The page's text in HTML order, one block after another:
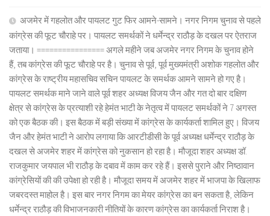
अजमेर में गहलोत और पायलट गुट फिर आमने-सामने। नगर निगम चुनाव से पहले
कांग्रेस की फूट चौराहे पर। पायलट समर्थकों ने धर्मेन्द्र राठौड़ के दखल पर ऐतराज
जताया। ================ अगले महीने जब अजमेर नगर निगम के चुनाव होने
हैं, तब कांग्रेस की फूट चौराहे पर है। चुनाव से पूर्व, पूर्व मुख्यमंत्री अशोक गहलोत और
कांग्रेस के राष्ट्रीय महासचिव सचिन पायलट के समर्थक आमने सामने हो गए है।
पायलट समर्थक माने जाने वाले पूर्व शहर अध्यक्ष विजय जैन और गत दो बार दक्षिण
क्षेत्र से कांग्रेस के प्रत्याशी रहे हेमंत भाटी के नेतृत्व में पायलट समर्थकों ने 7 अगस्त
को एक बैठक की। इस बैठक में बड़ी संख्या में कांग्रेस के कार्यकर्ता शामिल हुए। विजय
जैन और हेमंत भाटी ने आरोप लगाया कि आरटीडीसी के पूर्व अध्यक्ष धर्मेन्द्र राठौड़ के
दखल से अजमेर शहर में कांग्रेस को नुकसान हो रहा है। मौजूदा शहर अध्यक्ष डॉ.
राजकुमार जयपाल भी राठौड़ के दबाव में काम कर रहे हैं। इससे पुराने और निष्ठावान
कांग्रेसियों की की उपेक्षा हो रही है। मौजूदा समय में अजमेर शहर में भाजपा के खिलाफ
जबरदस्त माहोल है। इस बार नगर निगम का मेयर कांग्रेस का बन सकता है, लेकिन
धर्मेन्द्र राठौड़ की विभाजनकारी नीतियों के कारण कांग्रेस का कार्यकर्ता निराश है।